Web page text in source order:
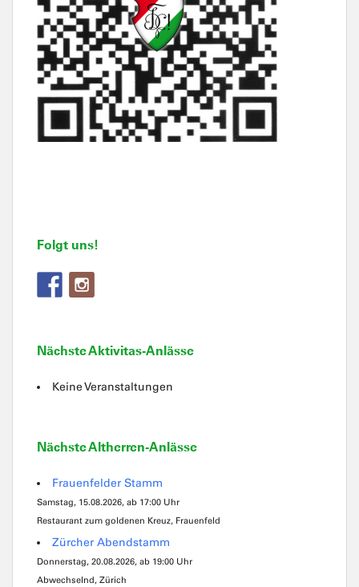
Folgt uns!
Nächste Aktivitas-Anlässe
Keine Veranstaltungen
Nächste Altherren-Anlässe
Frauenfelder Stamm
Samstag, 15.08.2026, ab 17:00 Uhr
Restaurant zum goldenen Kreuz, Frauenfeld
Zürcher Abendstamm
Donnerstag, 20.08.2026, ab 19:00 Uhr
Abwechselnd, Zürich